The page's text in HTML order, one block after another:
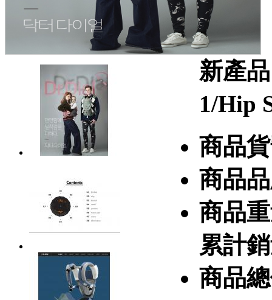
新產
1/Hip
商品
商品
商品
累計
商品